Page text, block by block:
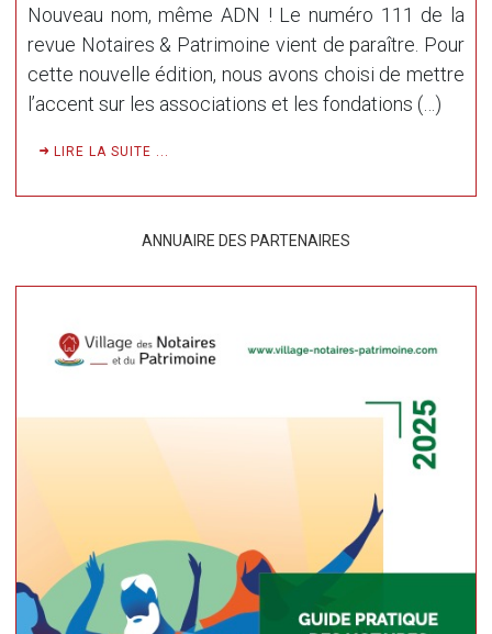
Nouveau nom, même ADN ! Le numéro 111 de la
revue Notaires & Patrimoine vient de paraître. Pour
cette nouvelle édition, nous avons choisi de mettre
l’accent sur les associations et les fondations (…)
LIRE LA SUITE ...
ANNUAIRE DES PARTENAIRES